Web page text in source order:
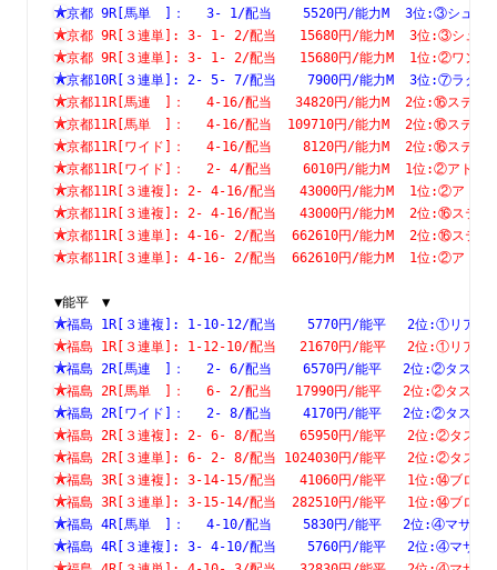
京都 9R[馬単　]：　 3- 1/配当    5520円/能力M  3位:③シュヴァ
京都 9R[３連単]: 3- 1- 2/配当   15680円/能力M  3位:③シュヴァ
京都 9R[３連単]: 3- 1- 2/配当   15680円/能力M  1位:②ワンダフ
京都10R[３連単]: 2- 5- 7/配当    7900円/能力M  3位:⑦ラク
京都11R[馬連　]：　 4-16/配当   34820円/能力M  2位:⑯ステルヴ
京都11R[馬単　]：　 4-16/配当  109710円/能力M  2位:⑯ステルヴ
京都11R[ワイド]：　 4-16/配当    8120円/能力M  2位:⑯ステルヴ
京都11R[ワイド]：　 2- 4/配当    6010円/能力M  1位:②アドマイ
京都11R[３連複]: 2- 4-16/配当   43000円/能力M  1位:②アドマイ
京都11R[３連複]: 2- 4-16/配当   43000円/能力M  2位:⑯ステルヴ
京都11R[３連単]: 4-16- 2/配当  662610円/能力M  2位:⑯ステルヴ
京都11R[３連単]: 4-16- 2/配当  662610円/能力M  1位:②アドマイ
▼能平　▼
福島 1R[３連複]: 1-10-12/配当    5770円/能平　 2位
福島 1R[３連単]: 1-12-10/配当   21670円/能平　 2位
福島 2R[馬連　]：　 2- 6/配当    6570円/能平　 2位
福島 2R[馬単　]：　 6- 2/配当   17990円/能平　 2位
福島 2R[ワイド]：　 2- 8/配当    4170円/能平　 2位
福島 2R[３連複]: 2- 6- 8/配当   65950円/能平　 2位
福島 2R[３連単]: 6- 2- 8/配当 1024030円/能平　 2位
福島 3R[３連複]: 3-14-15/配当   41060円/能平　
福島 3R[３連単]: 3-15-14/配当  282510円/能平
福島 4R[馬単　]：　 4-10/配当    5830円/能平　 2
福島 4R[３連複]: 3- 4-10/配当    5760円/能平　 2